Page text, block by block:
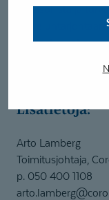
yhteisöllistä ja
kiinnostuneet
toimitusjohtaja
Lisätietoja:
Arto Lamberg
Toimitusjohtaja,
p. 050 400 1108